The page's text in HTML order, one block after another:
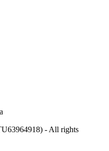
- All rights